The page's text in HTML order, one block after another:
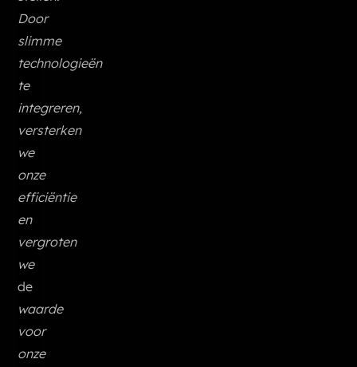
Door
slimme
technologieën
te
integreren,
versterken
we
onze
efficiëntie
en
vergroten
we
de
waarde
voor
onze